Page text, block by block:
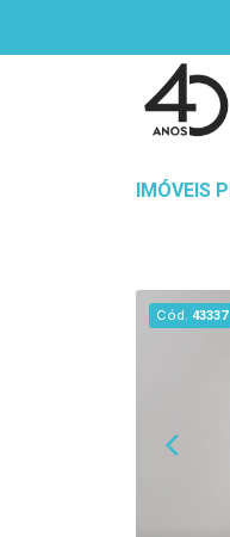
IMÓVEIS
Cód. 43337